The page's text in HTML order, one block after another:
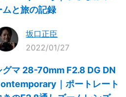
ムと旅の記録
坂口正臣
2022/01/27
グマ 28-70mm F2.8 DG DN
｜ポートレート